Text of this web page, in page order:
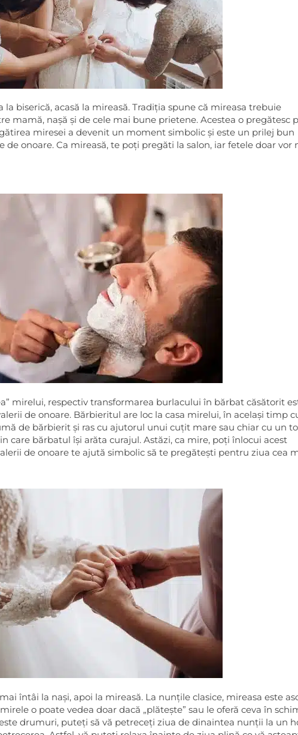
biserică, acasă la mireasă. Tradiția spune că mireasa trebuie
mamă, nașă și de cele mai bune prietene. Acestea o pregătesc
miresei a devenit un moment simbolic și este un prilej bun
onoare. Ca mireasă, te poți pregăti la salon, iar fetele doar vor
mirelui, respectiv transformarea burlacului în bărbat căsătorit
de onoare. Bărbieritul are loc la casa mirelui, în același timp
de bărbierit și ras cu ajutorul unui cuțit mare sau chiar cu un
care bărbatul își arăta curajul. Astăzi, ca mire, poți înlocui acest
de onoare te ajută simbolic să te pregătești pentru ziua cea
întâi la nași, apoi la mireasă. La nunțile clasice, mireasa este
o poate vedea doar dacă „plătește” sau le oferă ceva în
drumuri, puteți să vă petreceți ziua de dinaintea nunții la un